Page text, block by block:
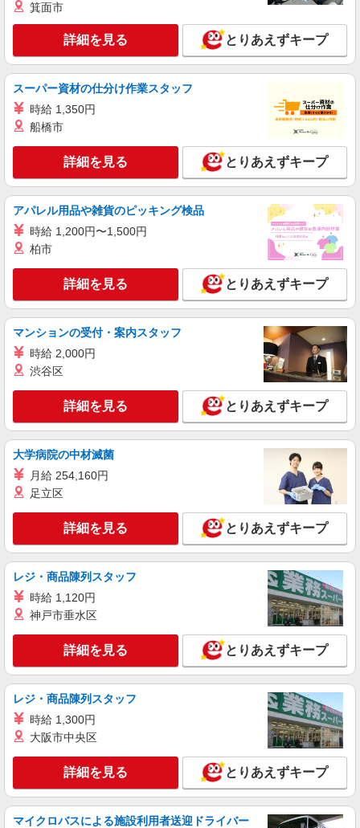
箕面市
詳細を見る とりあえずキープ
スーパー資材の仕分け作業スタッフ
時給 1,350円
船橋市
詳細を見る とりあえずキープ
アパレル用品や雑貨のピッキング検品
時給 1,200円〜1,500円
柏市
詳細を見る とりあえずキープ
マンションの受付・案内スタッフ
時給 2,000円
渋谷区
詳細を見る とりあえずキープ
大学病院の中材滅菌
月給 254,160円
足立区
詳細を見る とりあえずキープ
レジ・商品陳列スタッフ
時給 1,120円
神戸市垂水区
詳細を見る とりあえずキープ
レジ・商品陳列スタッフ
時給 1,300円
大阪市中央区
詳細を見る とりあえずキープ
マイクロバスによる施設利用者送迎ドライバー